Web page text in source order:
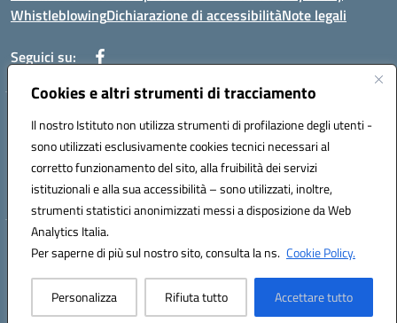
Cookies e altri strumenti di tracciamento
Il nostro Istituto non utilizza strumenti di profilazione degli utenti -
sono utilizzati esclusivamente cookies tecnici necessari al
corretto funzionamento del sito, alla fruibilità dei servizi
istituzionali e alla sua accessibilità – sono utilizzati, inoltre,
strumenti statistici anonimizzati messi a disposizione da Web
Analytics Italia.
Per saperne di più sul nostro sito, consulta la ns. Cookie Policy.
Personalizza Rifiuta tutto Accettare tutto
WhistleblowingDichiarazione di accessibilitàNote legali
Seguici su:
Telefono: 0881814875
Mail: fgic86100g@istruzione.it PEC: fgic86100g@pec.istruzione.it
Codice univoco ufficio: UF0Y26 Codice IPA: istsc_fgic86100g
Codice meccanografico: FGIC86100G
Codice fiscale: 80030630711
Hosting & Powered by 3D Solution S.r.l.
Concept & Design by Designers Italia